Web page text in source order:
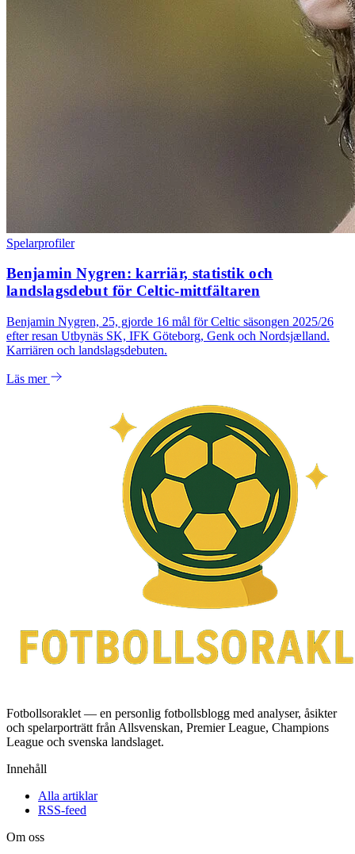
Spelarprofiler
Benjamin Nygren: karriär, statistik och
landslagsdebut för Celtic-mittfältaren
Benjamin Nygren, 25, gjorde 16 mål för Celtic säsongen 2025/26
efter resan Utbynäs SK, IFK Göteborg, Genk och Nordsjælland.
Karriären och landslagsdebuten.
Läs mer
Fotbollsoraklet — en personlig fotbollsblogg med analyser, åsikter
och spelarporträtt från Allsvenskan, Premier League, Champions
League och svenska landslaget.
Innehåll
Alla artiklar
RSS-feed
Om oss